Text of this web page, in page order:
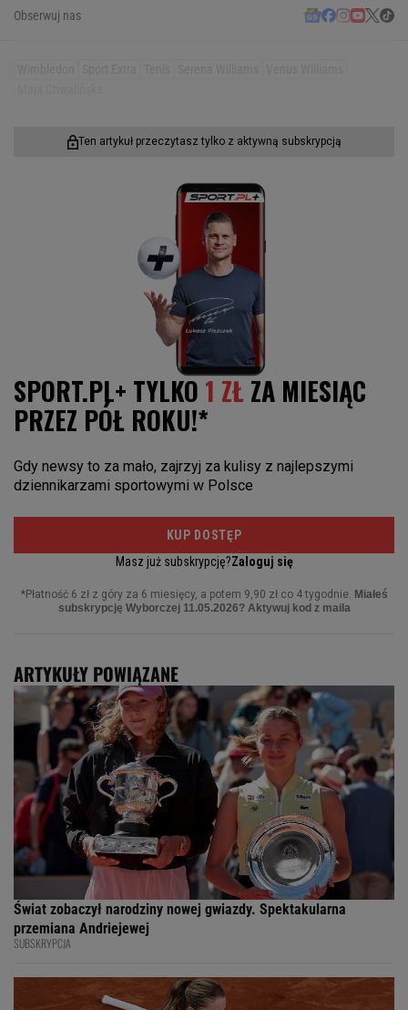
Obserwuj nas
ARTYKUŁY POWIĄZANE
Świat zobaczył narodziny nowej gwiazdy. Spektakularna
przemiana Andriejewej
SUBSKRYPCJA